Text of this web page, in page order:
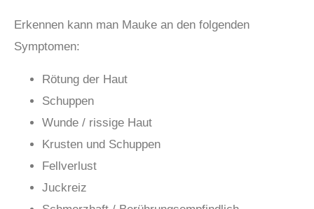
Erkennen kann man Mauke an den folgenden
Symptomen:
Rötung der Haut
Schuppen
Wunde / rissige Haut
Krusten und Schuppen
Fellverlust
Juckreiz